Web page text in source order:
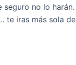
no lo
te iras más sola